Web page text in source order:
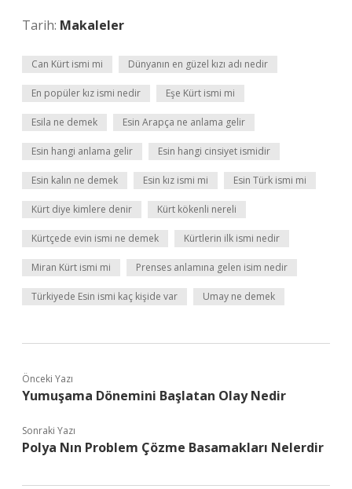
Tarih: Makaleler
Can Kürt ismi mi Dünyanın en güzel kızı adı nedir
En popüler kız ismi nedir Eşe Kürt ismi mi
Esila ne demek Esin Arapça ne anlama gelir
Esin hangi anlama gelir Esin hangi cinsiyet ismidir
Esin kalın ne demek Esin kız ismi mi Esin Türk ismi mi
Kürt diye kimlere denir Kürt kökenli nereli
Kürtçede evin ismi ne demek Kürtlerin ilk ismi nedir
Miran Kürt ismi mi Prenses anlamına gelen isim nedir
Türkiyede Esin ismi kaç kişide var Umay ne demek
Önceki Yazı
Yumuşama Dönemini Başlatan Olay Nedir
Sonraki Yazı
Polya Nın Problem Çözme Basamakları Nelerdir